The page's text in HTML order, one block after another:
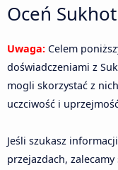
Oceń
Uwaga: Celem
doświadczeniami z
mogli skorzystać z
uczciwość i
Jeśli szukasz
przejazdach,